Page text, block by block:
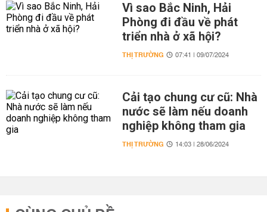
Vì sao Bắc Ninh, Hải
Phòng đi đầu về phát
triển nhà ở xã hội?
THỊ TRƯỜNG 07:41 | 09/07/2024
Cải tạo chung cư cũ: Nhà
nước sẽ làm nếu doanh
nghiệp không tham gia
THỊ TRƯỜNG 14:03 | 28/06/2024